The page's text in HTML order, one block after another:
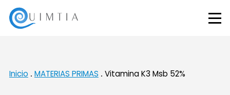
Inicio MATERIAS PRIMAS Vitamina K3 Msb 52%